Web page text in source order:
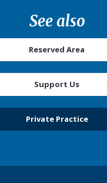
See also
Reserved Area
Support Us
Private Practice